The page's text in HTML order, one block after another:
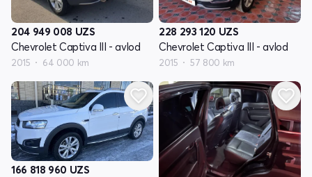
204 949 008 UZS
Chevrolet Captiva III - avlod
2015 64 000 km
228 293 120 UZS
Chevrolet Captiva III - avlod
2015 57 800 km
166 818 960 UZS